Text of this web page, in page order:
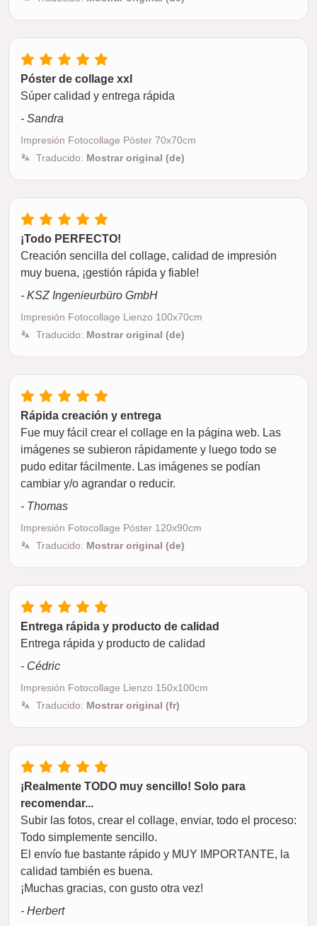
Póster de collage xxl
Súper calidad y entrega rápida
- Sandra
Impresión Fotocollage Póster 70x70cm
Traducido: Mostrar original (de)
¡Todo PERFECTO!
Creación sencilla del collage, calidad de impresión
muy buena, ¡gestión rápida y fiable!
- KSZ Ingenieurbüro GmbH
Impresión Fotocollage Lienzo 100x70cm
Traducido: Mostrar original (de)
Rápida creación y entrega
Fue muy fácil crear el collage en la página web. Las
imágenes se subieron rápidamente y luego todo se
pudo editar fácilmente. Las imágenes se podían
cambiar y/o agrandar o reducir.
- Thomas
Impresión Fotocollage Póster 120x90cm
Traducido: Mostrar original (de)
Entrega rápida y producto de calidad
Entrega rápida y producto de calidad
- Cédric
Impresión Fotocollage Lienzo 150x100cm
Traducido: Mostrar original (fr)
¡Realmente TODO muy sencillo! Solo para
recomendar...
Subir las fotos, crear el collage, enviar, todo el proceso:
Todo simplemente sencillo.
El envío fue bastante rápido y MUY IMPORTANTE, la
calidad también es buena.
¡Muchas gracias, con gusto otra vez!
- Herbert